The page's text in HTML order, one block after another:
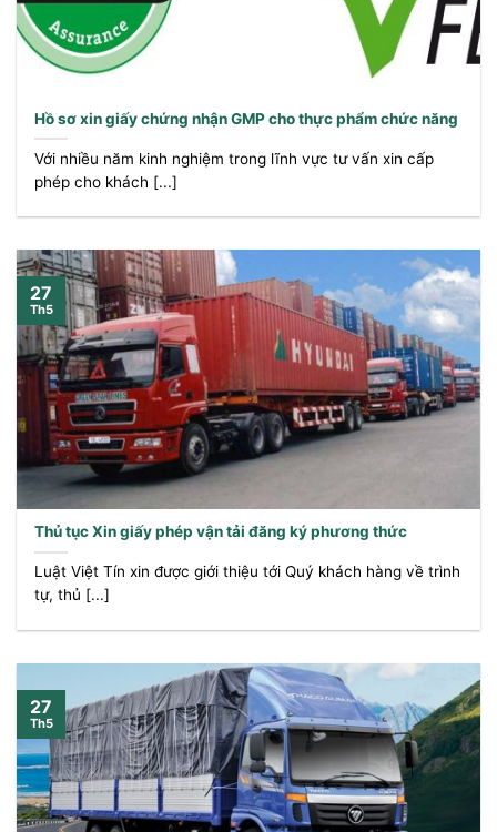
Hồ sơ xin giấy chứng nhận GMP cho thực phẩm chức năng
Với nhiều năm kinh nghiệm trong lĩnh vực tư vấn xin cấp
phép cho khách [...]
Thủ tục Xin giấy phép vận tải đăng ký phương thức
Luật Việt Tín xin được giới thiệu tới Quý khách hàng về trình
tự, thủ [...]
27
Th5
27
Th5